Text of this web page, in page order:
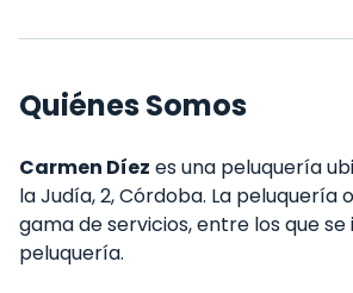
Quiénes Somos
Carmen Díez es una peluquería
la Judía, 2, Córdoba. La peluquería
gama de servicios, entre los que se
peluquería.